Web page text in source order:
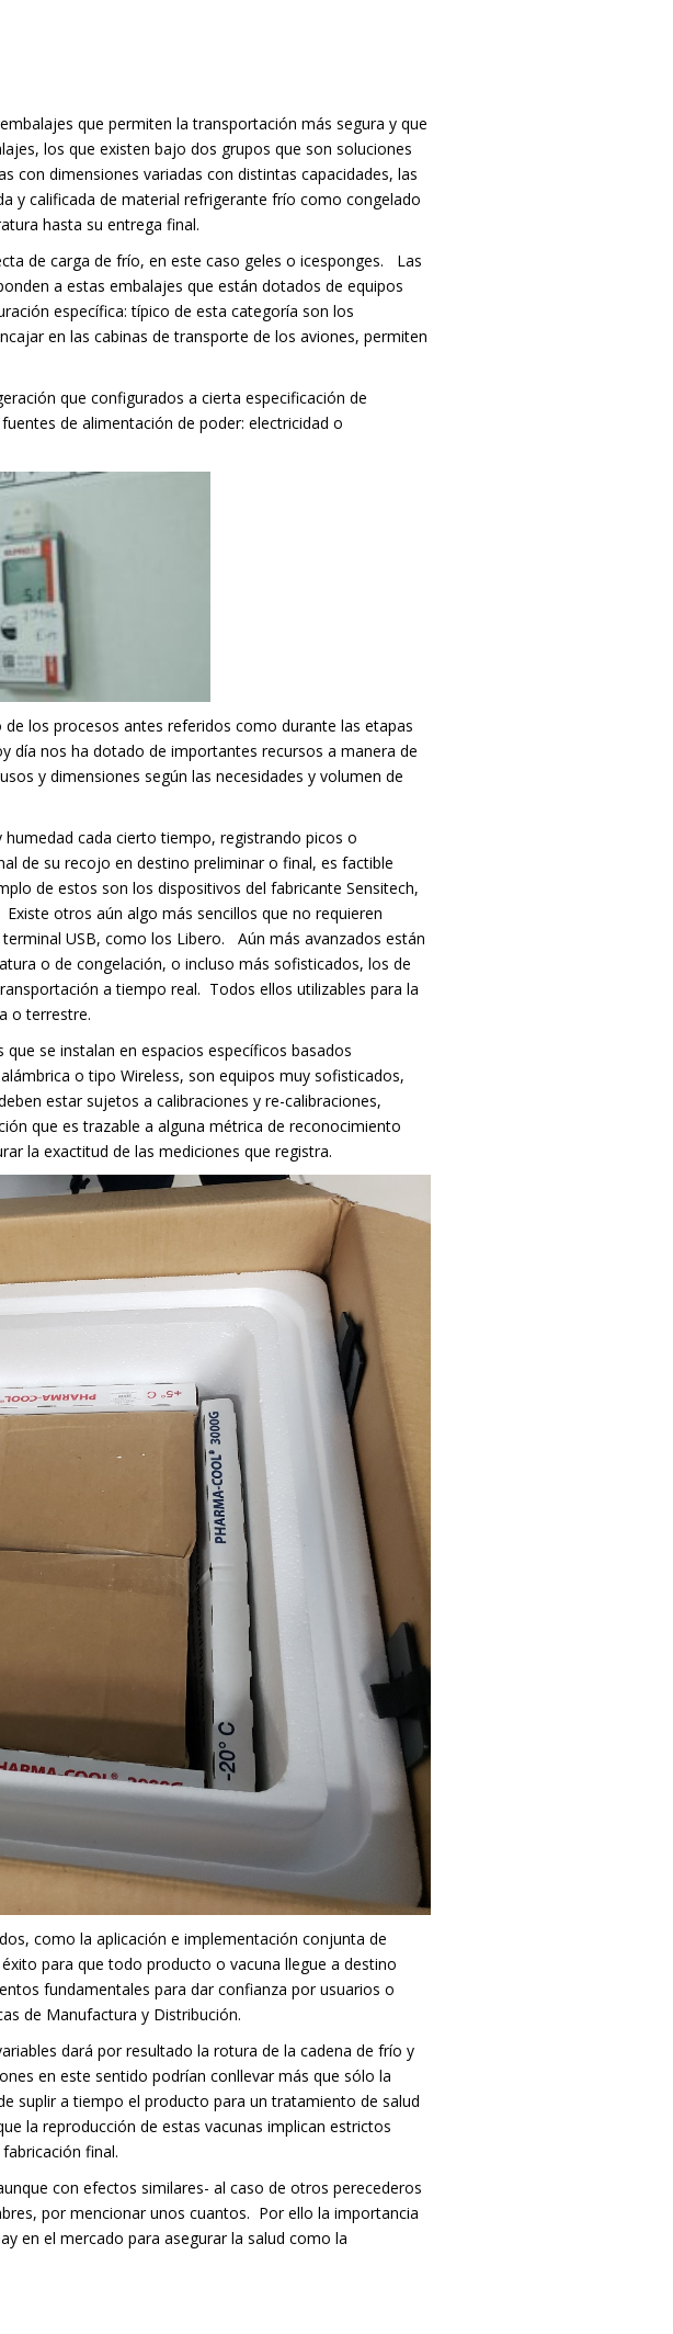
que permiten la transportación más segura y que
los que existen bajo dos grupos que son soluciones
con dimensiones variadas con distintas capacidades, las
y calificada de material refrigerante frío como congelado
hasta su entrega final.
de carga de frío, en este caso geles o icesponges.
Las
a estas embalajes que están dotados de equipos
específica: típico de esta categoría son los
en las cabinas de transporte de los aviones, permiten
que configurados a cierta especificación de
de alimentación de poder: electricidad o
los procesos antes referidos como durante las etapas
día nos ha dotado de importantes recursos a manera de
y dimensiones según las necesidades y volumen de
cada cierto tiempo, registrando picos o
de su recojo en destino preliminar o final, es factible
de estos son los dispositivos del fabricante Sensitech,
Existe otros aún algo más sencillos que no requieren
USB, como los Libero.
Aún más avanzados están
o de congelación, o incluso más sofisticados, los de
a tiempo real. Todos ellos utilizables para la
o terrestre.
se instalan en espacios específicos basados
o tipo Wireless, son equipos muy sofisticados,
estar sujetos a calibraciones y re-calibraciones,
que es trazable a alguna métrica de reconocimiento
la exactitud de las mediciones que registra.
como la aplicación e implementación conjunta de
para que todo producto o vacuna llegue a destino
fundamentales para dar confianza por usuarios o
de Manufactura y Distribución.
dará por resultado la rotura de la cadena de frío y
en este sentido podrían conllevar más que sólo la
suplir a tiempo el producto para un tratamiento de salud
la reproducción de estas vacunas implican estrictos
final.
con efectos similares- al caso de otros perecederos
por mencionar unos cuantos. Por ello la importancia
en el mercado para asegurar la salud como la